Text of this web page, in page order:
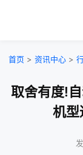
首页 > 资讯中心 >
取舍有度!
机型